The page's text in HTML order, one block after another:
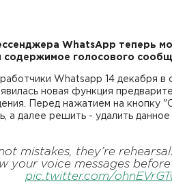
WhatsApp теперь
содержимое голосового
Whatsapp 14 декабря в
новая функция
Перед нажатием на кнопку
а далее решить - удалить
not mistakes, they’re
your voice messages
pic.twitter.com/